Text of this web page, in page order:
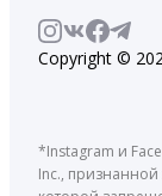
Copyright ©
*Instagram и
Inc., признанной